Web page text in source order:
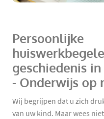
Persoonlijke
geschiedenis
- Onderwijs op
Wij begrijpen dat u zich
van uw kind. Maar wees